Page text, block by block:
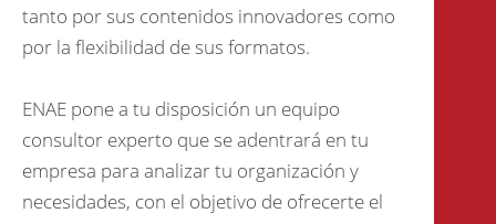
tanto por sus contenidos innovadores como
por la flexibilidad de sus formatos.
ENAE pone a tu disposición un equipo
consultor experto que se adentrará en tu
empresa para analizar tu organización y
necesidades, con el objetivo de ofrecerte el